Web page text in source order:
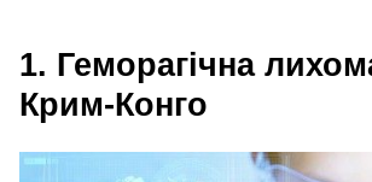
1. Геморагічна
Крим-Конго